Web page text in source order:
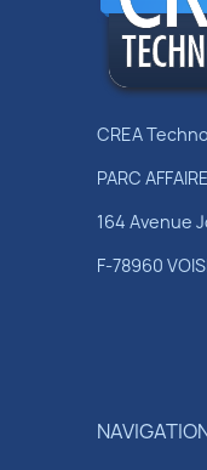
CREA
PARC
164 Avenue
F-78960